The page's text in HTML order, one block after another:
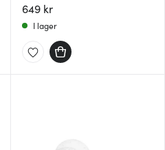
649 kr
I lager